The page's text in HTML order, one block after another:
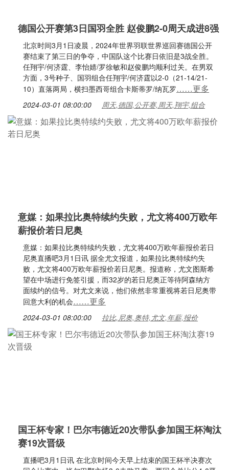
德国公开赛第3日国羽全胜 赵俊鹏2-0周天成进8强
北京时间3月1日凌晨，2024年世界羽联世界巡回赛德国公开
赛结束了第三日的争夺，中国队这个比赛日依旧是3战全胜。
任翔宇/何济霆、李怡婧/罗徐敏和赵俊鹏均顺利过关。在男双
方面，3号种子、国羽组合任翔宇/何济霆以2-0（21-14/21-
10）直落两局，横扫墨西哥组合卡斯蒂罗/纳瓦罗……更多
2024-03-01 08:00:00 周天,德国,公开赛,周天,翔宇,组合
意媒：如果拉比奥特续约失败，尤文将400万欧年
薪报价若日尼奥
意媒：如果拉比奥特续约失败，尤文将400万欧年薪报价若日
尼奥直播吧3月1日讯 据全尤文报道，如果拉比奥特续约失
败，尤文将400万欧年薪报价若日尼奥。报道称，尤文图斯希
望在中场进行免签引援，而32岁的若日尼奥正等待阿森纳方
面续约的信号。对尤文来说，他们依然非常重视将若日尼奥带
回意大利的机会……更多
2024-03-01 08:00:00 拉比,尼奥,奥特,尤文,年薪,报价
国王杯专家！巴尔韦德近20次带队参加国王杯淘汰
赛19次晋级
直播吧3月1日讯 在北京时间今天早上结束的国王杯半决赛次